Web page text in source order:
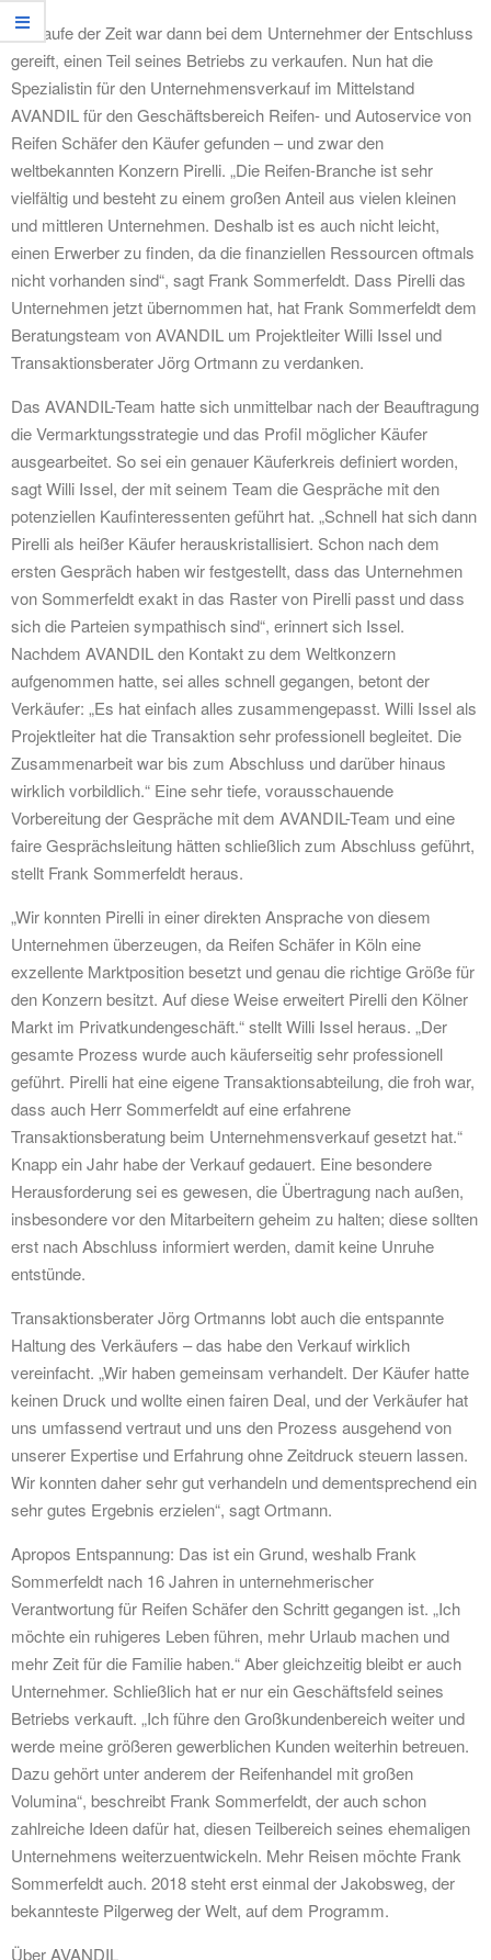
Im Laufe der Zeit war dann bei dem Unternehmer der Entschluss
gereift, einen Teil seines Betriebs zu verkaufen. Nun hat die
Spezialistin für den Unternehmensverkauf im Mittelstand
AVANDIL für den Geschäftsbereich Reifen- und Autoservice von
Reifen Schäfer den Käufer gefunden – und zwar den
weltbekannten Konzern Pirelli. „Die Reifen-Branche ist sehr
vielfältig und besteht zu einem großen Anteil aus vielen kleinen
und mittleren Unternehmen. Deshalb ist es auch nicht leicht,
einen Erwerber zu finden, da die finanziellen Ressourcen oftmals
nicht vorhanden sind“, sagt Frank Sommerfeldt. Dass Pirelli das
Unternehmen jetzt übernommen hat, hat Frank Sommerfeldt dem
Beratungsteam von AVANDIL um Projektleiter Willi Issel und
Transaktionsberater Jörg Ortmann zu verdanken.
Das AVANDIL-Team hatte sich unmittelbar nach der Beauftragung
die Vermarktungsstrategie und das Profil möglicher Käufer
ausgearbeitet. So sei ein genauer Käuferkreis definiert worden,
sagt Willi Issel, der mit seinem Team die Gespräche mit den
potenziellen Kaufinteressenten geführt hat. „Schnell hat sich dann
Pirelli als heißer Käufer herauskristallisiert. Schon nach dem
ersten Gespräch haben wir festgestellt, dass das Unternehmen
von Sommerfeldt exakt in das Raster von Pirelli passt und dass
sich die Parteien sympathisch sind“, erinnert sich Issel.
Nachdem AVANDIL den Kontakt zu dem Weltkonzern
aufgenommen hatte, sei alles schnell gegangen, betont der
Verkäufer: „Es hat einfach alles zusammengepasst. Willi Issel als
Projektleiter hat die Transaktion sehr professionell begleitet. Die
Zusammenarbeit war bis zum Abschluss und darüber hinaus
wirklich vorbildlich.“ Eine sehr tiefe, vorausschauende
Vorbereitung der Gespräche mit dem AVANDIL-Team und eine
faire Gesprächsleitung hätten schließlich zum Abschluss geführt,
stellt Frank Sommerfeldt heraus.
„Wir konnten Pirelli in einer direkten Ansprache von diesem
Unternehmen überzeugen, da Reifen Schäfer in Köln eine
exzellente Marktposition besetzt und genau die richtige Größe für
den Konzern besitzt. Auf diese Weise erweitert Pirelli den Kölner
Markt im Privatkundengeschäft.“ stellt Willi Issel heraus. „Der
gesamte Prozess wurde auch käuferseitig sehr professionell
geführt. Pirelli hat eine eigene Transaktionsabteilung, die froh war,
dass auch Herr Sommerfeldt auf eine erfahrene
Transaktionsberatung beim Unternehmensverkauf gesetzt hat.“
Knapp ein Jahr habe der Verkauf gedauert. Eine besondere
Herausforderung sei es gewesen, die Übertragung nach außen,
insbesondere vor den Mitarbeitern geheim zu halten; diese sollten
erst nach Abschluss informiert werden, damit keine Unruhe
entstünde.
Transaktionsberater Jörg Ortmanns lobt auch die entspannte
Haltung des Verkäufers – das habe den Verkauf wirklich
vereinfacht. „Wir haben gemeinsam verhandelt. Der Käufer hatte
keinen Druck und wollte einen fairen Deal, und der Verkäufer hat
uns umfassend vertraut und uns den Prozess ausgehend von
unserer Expertise und Erfahrung ohne Zeitdruck steuern lassen.
Wir konnten daher sehr gut verhandeln und dementsprechend ein
sehr gutes Ergebnis erzielen“, sagt Ortmann.
Apropos Entspannung: Das ist ein Grund, weshalb Frank
Sommerfeldt nach 16 Jahren in unternehmerischer
Verantwortung für Reifen Schäfer den Schritt gegangen ist. „Ich
möchte ein ruhigeres Leben führen, mehr Urlaub machen und
mehr Zeit für die Familie haben.“ Aber gleichzeitig bleibt er auch
Unternehmer. Schließlich hat er nur ein Geschäftsfeld seines
Betriebs verkauft. „Ich führe den Großkundenbereich weiter und
werde meine größeren gewerblichen Kunden weiterhin betreuen.
Dazu gehört unter anderem der Reifenhandel mit großen
Volumina“, beschreibt Frank Sommerfeldt, der auch schon
zahlreiche Ideen dafür hat, diesen Teilbereich seines ehemaligen
Unternehmens weiterzuentwickeln. Mehr Reisen möchte Frank
Sommerfeldt auch. 2018 steht erst einmal der Jakobsweg, der
bekannteste Pilgerweg der Welt, auf dem Programm.
Über AVANDIL